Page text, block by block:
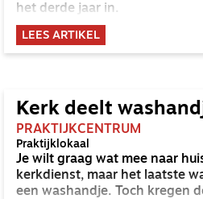
het derde jaar in.
LEES ARTIKEL
Kerk deelt
PRAKTIJKCENTRUM
Praktijklokaal
Je wilt graag wat mee naar
kerkdienst, maar het laatste
een washandje. Toch kregen